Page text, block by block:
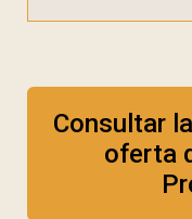
Consultar
oferta